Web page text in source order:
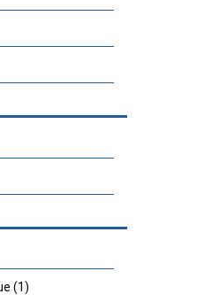
(1)